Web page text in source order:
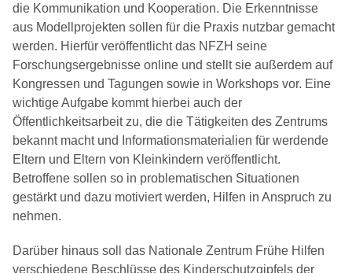
die Kommunikation und Kooperation. Die Erkenntnisse
aus Modellprojekten sollen für die Praxis nutzbar gemacht
werden. Hierfür veröffentlicht das NFZH seine
Forschungsergebnisse online und stellt sie außerdem auf
Kongressen und Tagungen sowie in Workshops vor. Eine
wichtige Aufgabe kommt hierbei auch der
Öffentlichkeitsarbeit zu, die die Tätigkeiten des Zentrums
bekannt macht und Informationsmaterialien für werdende
Eltern und Eltern von Kleinkindern veröffentlicht.
Betroffene sollen so in problematischen Situationen
gestärkt und dazu motiviert werden, Hilfen in Anspruch zu
nehmen.
Darüber hinaus soll das Nationale Zentrum Frühe Hilfen
verschiedene Beschlüsse des Kinderschutzgipfels der